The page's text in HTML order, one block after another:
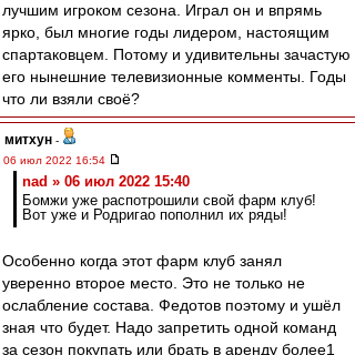
лучшим игроком сезона. Играл он и впрямь
ярко, был многие годы лидером, настоящим
спартаковцем. Потому и удивительны зачастую
его нынешние телевизионные комменты. Годы
что ли взяли своё?
митхун -
06 июл 2022 16:54
nad » 06 июл 2022 15:40
Бомжи уже распотрошили свой фарм клуб!
Вот уже и Родригао пополнил их ряды!
Особенно когда этот фарм клуб занял
уверенно второе место. Это не только не
ослабление состава. Федотов поэтому и ушёл
зная что будет. Надо запретить одной команд
за сезон покупать или брать в аренду более1